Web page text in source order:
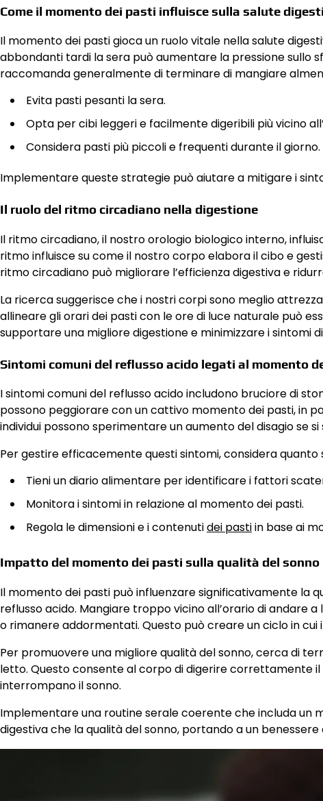
Come il momento dei pasti influisce sulla salute
Il momento dei pasti gioca un ruolo vitale nella salute
abbondanti tardi la sera può aumentare la pressione sullo
raccomanda generalmente di terminare di mangiare
Evita pasti pesanti la sera.
Opta per cibi leggeri e facilmente digeribili più vicino
Considera pasti più piccoli e frequenti durante il giorno.
Implementare queste strategie può aiutare a mitigare i
Il ruolo del ritmo circadiano nella digestione
Il ritmo circadiano, il nostro orologio biologico interno,
ritmo influisce su come il nostro corpo elabora il cibo e
ritmo circadiano può migliorare l’efficienza digestiva e
La ricerca suggerisce che i nostri corpi sono meglio
allineare gli orari dei pasti con le ore di luce naturale può
supportare una migliore digestione e minimizzare i sintomi
Sintomi comuni del reflusso acido legati al momento
I sintomi comuni del reflusso acido includono bruciore di
possono peggiorare con un cattivo momento dei pasti, in
individui possono sperimentare un aumento del disagio se
Per gestire efficacemente questi sintomi, considera quanto
Tieni un diario alimentare per identificare i fattori
Monitora i sintomi in relazione al momento dei pasti.
Regola le dimensioni e i contenutidei pastiin base ai
Impatto del momento dei pasti sulla qualità del sonno
Il momento dei pasti può influenzare significativamente la
reflusso acido. Mangiare troppo vicino all’orario di andare
o rimanere addormentati. Questo può creare un ciclo in
Per promuovere una migliore qualità del sonno, cerca di
letto. Questo consente al corpo di digerire correttamente
interrompano il sonno.
Implementare una routine serale coerente che includa un
digestiva che la qualità del sonno, portando a un benessere